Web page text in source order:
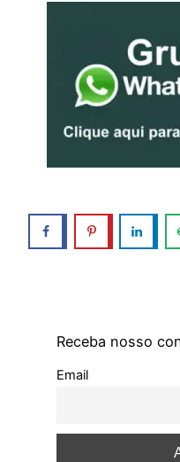
Receba nosso
Email